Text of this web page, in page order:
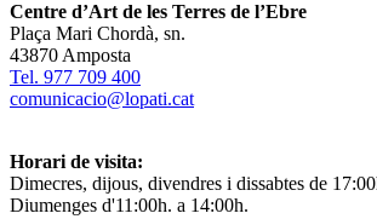
Centre d’Art de les Terres de l’Ebre
Plaça Mari Chordà, sn.
43870 Amposta
Tel. 977 709 400
comunicacio@lopati.cat
Horari de visita:
Dimecres, dijous, divendres i dissabtes de
Diumenges d'11:00h. a 14:00h.